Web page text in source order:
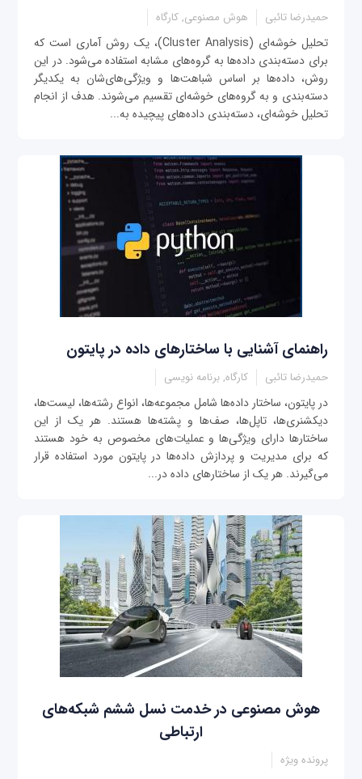
حمیدرضا تائبی هوش مصنوعی, کارگاه
تحلیل خوشه‌ای (Cluster Analysis)، یک روش آماری است که
برای دسته‌بندی داده‌ها به گروه‌های مشابه استفاده می‌شود. در این
روش، داده‌ها بر اساس شباهت‌ها و ویژگی‌های‌شان به یکدیگر
دسته‌بندی و به گروه‌های خوشه‌ای تقسیم می‌شوند. هدف از انجام
تحلیل خوشه‌ای، دسته‌بندی داده‌های پیچیده به...
راهنمای آشنایی با ساختارهای داده در پایتون
حمیدرضا تائبی کارگاه, برنامه نویسی
در پایتون، ساختار داده‌ها شامل مجموعه‌ها، انواع رشته‌ها، لیست‌ها،
دیکشنری‌ها، تاپل‌ها، صف‌ها و پشته‌ها هستند. هر یک از این
ساختارها دارای ویژگی‌ها و عملیات‌های مخصوص به خود هستند
که برای مدیریت و پردازش داده‌ها در پایتون مورد استفاده قرار
می‌گیرند. هر یک از ساختارهای داده در...
هوش مصنوعی در خدمت نسل ششم شبکه‌های
ارتباطی
پرونده ویژه